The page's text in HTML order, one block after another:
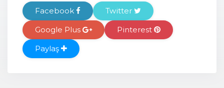
Facebook
Twitter
Google Plus
Pinterest
Paylaş